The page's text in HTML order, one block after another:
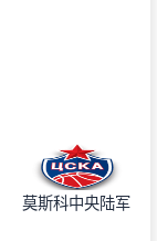
莫斯科中央陆军